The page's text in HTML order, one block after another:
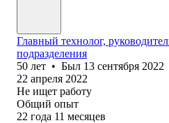
Главный технолог,
подразделения
50 лет • Был 13 сентября 2022
22 апреля 2022
Не ищет работу
Общий опыт
22 года 11 месяцев